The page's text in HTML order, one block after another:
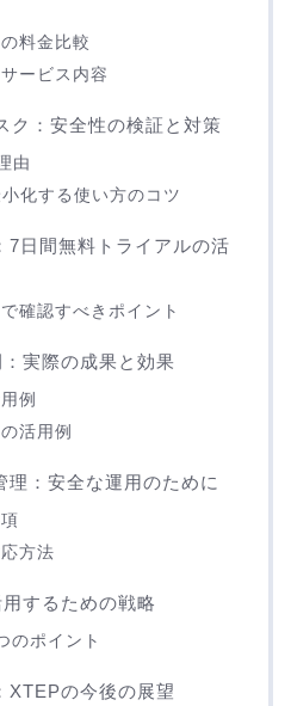
料金比較
ービス内容
ク：安全性の検証と対策
由
化する使い方のコツ
7日間無料トライアルの活
確認すべきポイント
実際の成果と効果
例
活用例
理：安全な運用のために
方法
するための戦略
のポイント
XTEPの今後の展望